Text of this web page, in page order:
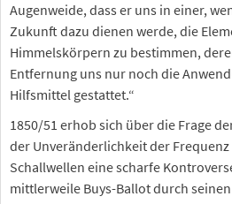
Augenweide, dass er uns in einer,
Zukunft dazu dienen werde, die
Himmelskörpern zu bestimmen,
Entfernung uns nur noch die
Hilfsmittel gestattet.“
1850/51 erhob sich über die Frage
der Unveränderlichkeit der
Schallwellen eine scharfe
mittlerweile Buys-Ballot durch